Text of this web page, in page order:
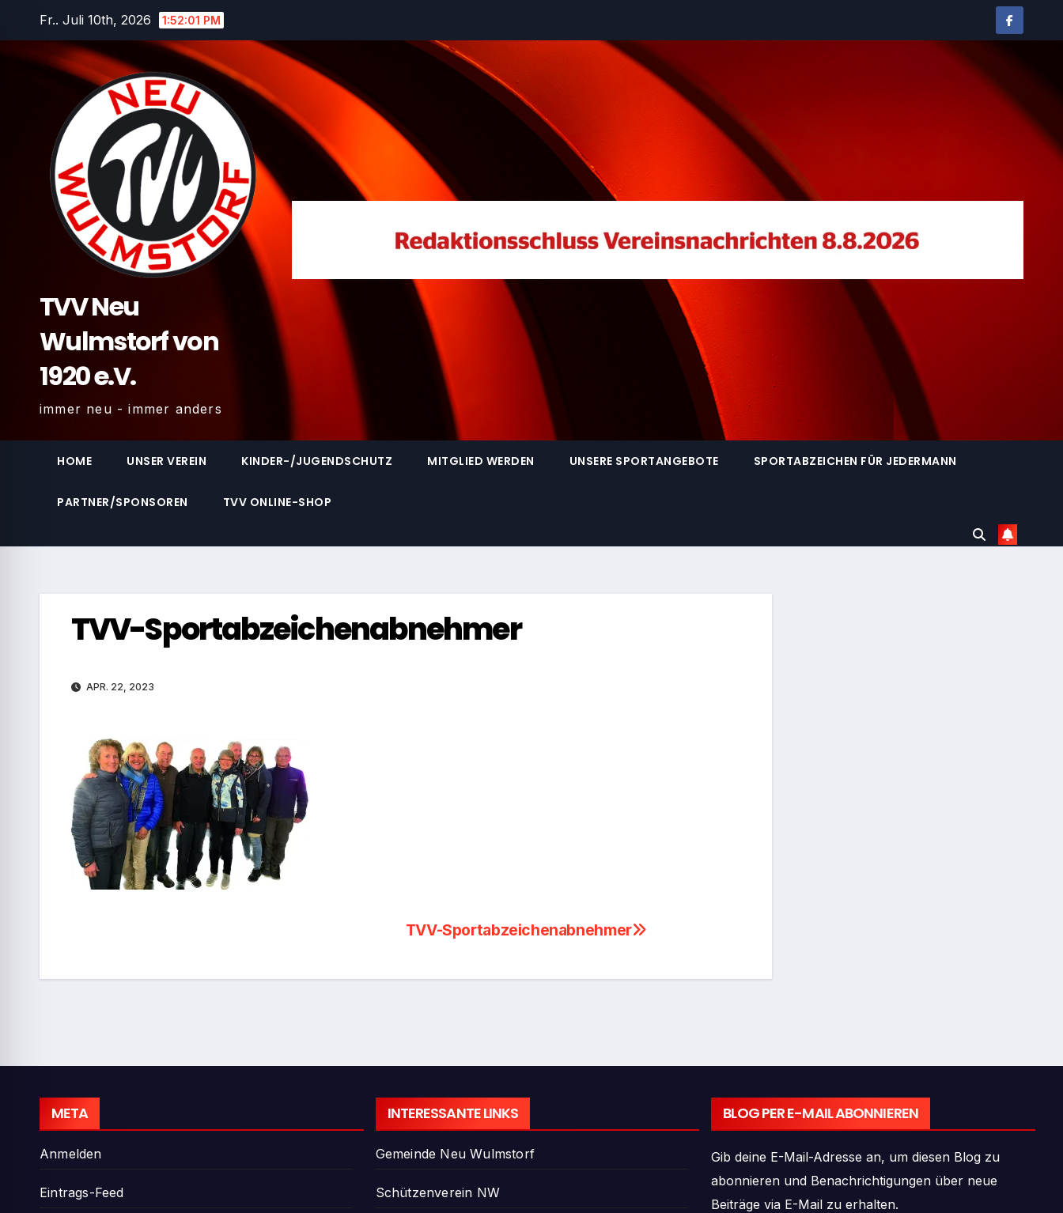
springen
Fr.. Juli 10th, 2026 1:52:01 PM
TVV Neu
Wulmstorf von
1920 e.V.
immer neu - immer anders
HOME UNSER VEREIN KINDER-/JUGENDSCHUTZ MITGLIED WERDEN UNSERE SPORTANGEBOTE SPORTABZEICHEN FÜR JEDERMANN
PARTNER/SPONSOREN TVV ONLINE-SHOP
TVV-Sportabzeichenabnehmer
APR. 22, 2023
TVV-Sportabzeichenabnehmer
META
Anmelden
Eintrags-Feed
INTERESSANTE LINKS
Gemeinde Neu Wulmstorf
Schützenverein NW
BLOG PER E-MAIL ABONNIEREN
Gib deine E-Mail-Adresse an, um diesen Blog zu
abonnieren und Benachrichtigungen über neue
Beiträge via E-Mail zu erhalten.